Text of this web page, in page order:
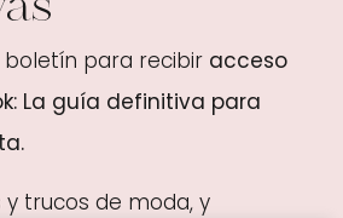
para recibir acceso
La guía definitiva para
trucos de moda, y